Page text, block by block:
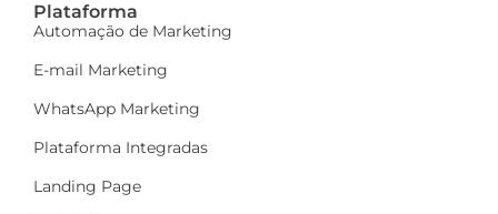
Plataforma
Automação de Marketing
E-mail Marketing
WhatsApp Marketing
Plataforma Integradas
Landing Page